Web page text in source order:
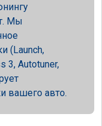
Мы
(Launch,
3, Autotuner,
вашего авто.